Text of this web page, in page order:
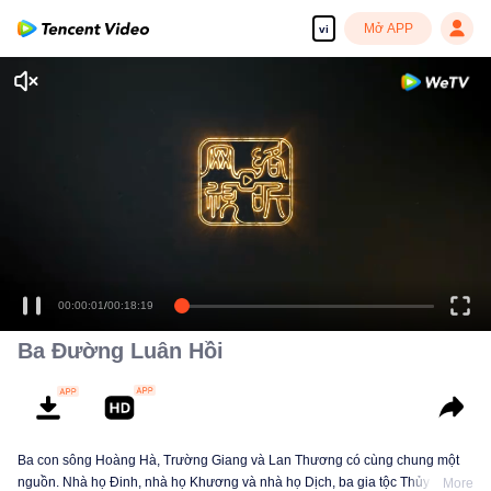
vi Mở APP
Ba Đường Luân Hồi
Ba con sông Hoàng Hà, Trường Giang và Lan Thương có cùng chung một
nguồn. Nhà họ Đinh, nhà họ Khương và nhà họ Dịch, ba gia tộc Thủy QuỷMore